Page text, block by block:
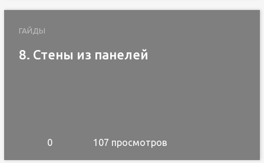
ГАЙДЫ
8. Стены из панелей
0 107 просмотров